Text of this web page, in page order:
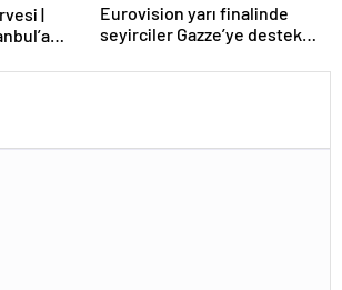
|
Eurovision yarı finalinde
seyirciler Gazze’ye destek